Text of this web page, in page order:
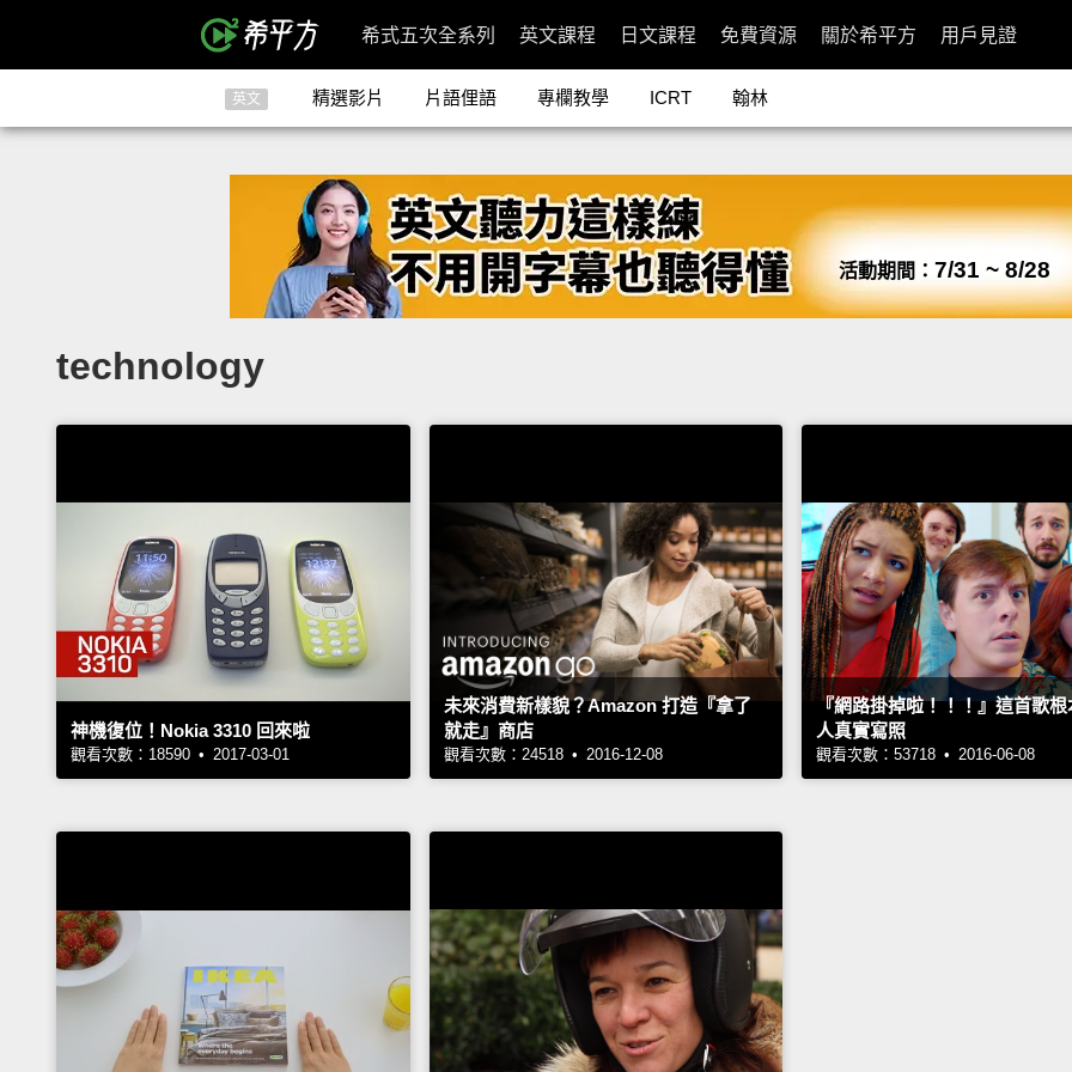
希式五次全系列 英文課程 日文課程 免費資源 關於希平方 用戶見證
英文 精選影片 片語俚語 專欄教學 ICRT 翰林
活動期間： 7/31 ~ 8/28
technology
神機復位！Nokia 3310 回來啦
觀看次數：18590 • 2017-03-01
未來消費新樣貌？Amazon 打造『拿了
就走』商店
觀看次數：24518 • 2016-12-08
『網路掛掉啦！！！』這首歌
人真實寫照
觀看次數：53718 • 2016-06-08